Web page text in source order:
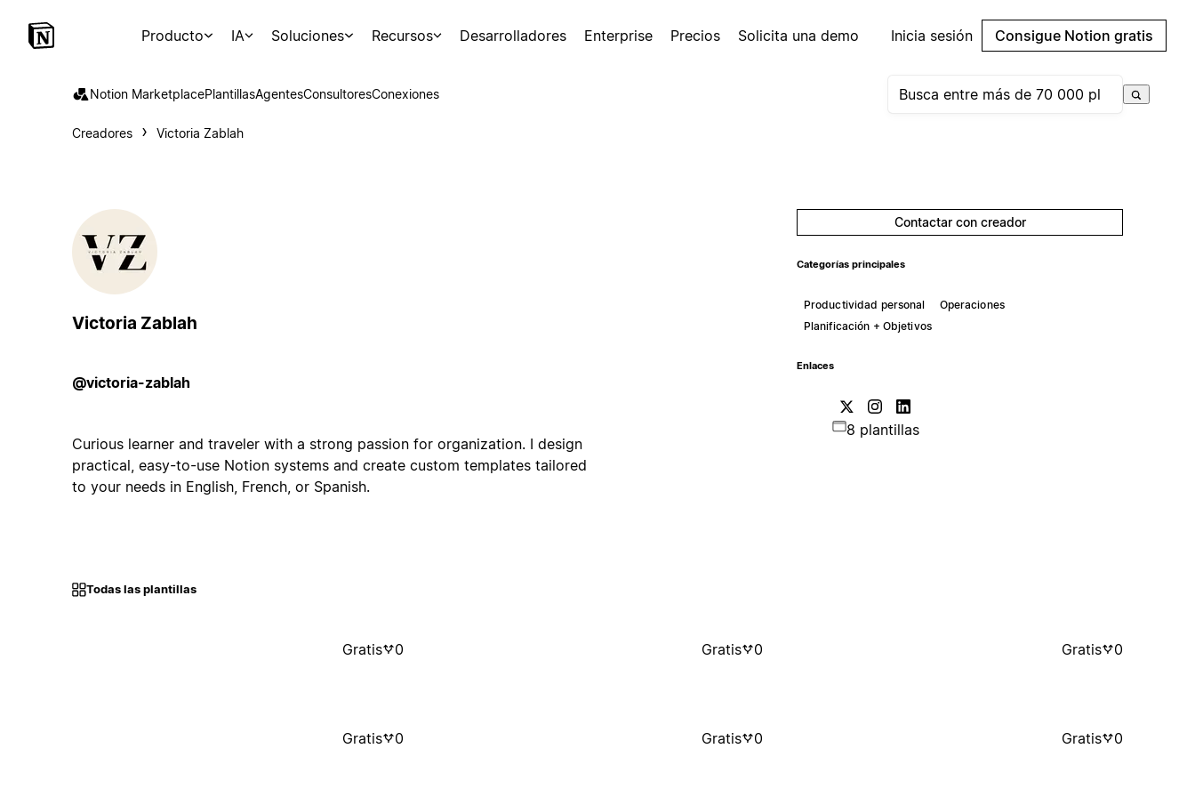
Producto IA Soluciones Recursos Desarrolladores Enterprise Precios Solicita una demo Inicia sesión Consigue Notion gratis
Notion MarketplacePlantillasAgentesConsultoresConexiones
Creadores Victoria Zablah
Victoria Zablah
@victoria-zablah
Curious learner and traveler with a strong passion for organization. I design
practical, easy-to-use Notion systems and create custom templates tailored
to your needs in English, French, or Spanish.
Contactar con creador
Categorías principales
Productividad personal
Operaciones
Planificación + Objetivos
Enlaces
8 plantillas
Todas las plantillas
Gratis 0 Gratis 0 Gratis 0
Gratis 0 Gratis 0 Gratis 0